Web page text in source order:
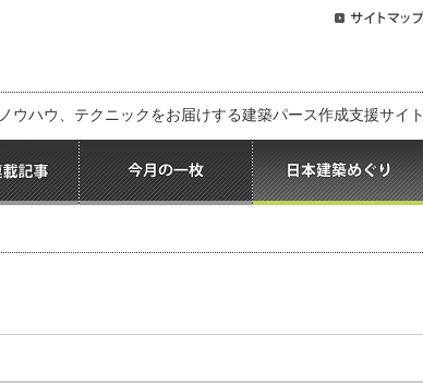
ノウハウ、テクニックをお届けする建築パース作成支援サイト